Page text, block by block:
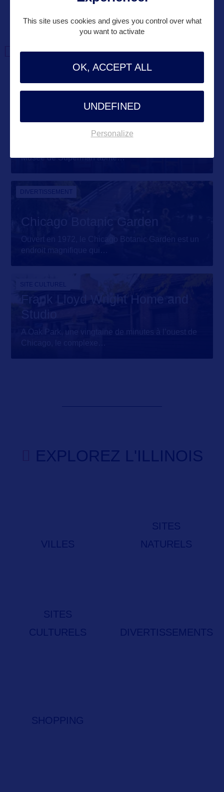
CATEGORIE
Super Museum
Musée de Superman abrite…
DIVERTISSEMENT
Chicago Botanic Garden
Ouvert en 1972, le Chicago Botanic Garden est un
endroit magnifique qui
SITE CULTUREL
Frank Lloyd Wright Home and
Studio
A Oak Park, une vingtaine de minutes à l’ouest de
EXPLOREZ L'ILLINOIS
VILLES
SITES
NATURELS
SITES
CULTURELS
DIVERTISSEMENTS
SHOPPING
This site uses cookies and gives you control over what
you want to activate
OK, ACCEPT ALL
UNDEFINED
Personalize